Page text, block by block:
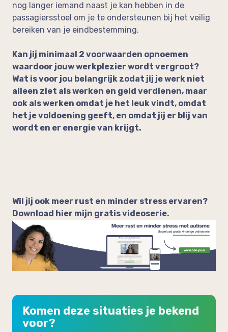
nog langer iemand naast je kan hebben in de
passagiersstoel om je te ondersteunen bij het veilig
bereiken van je eindbestemming.
Kan jij minimaal 2 voorwaarden opnoemen
waardoor jouw werkplezier wordt vergroot?
Wat is voor jou belangrijk zodat jij je werk niet
alleen ziet als werken en geld verdienen, maar
ook als werken omdat je het leuk vindt, omdat
het je voldoening geeft, en omdat jij er blij van
wordt en er energie van krijgt.
Wil jij ook meer rust en minder stress ervaren?
Download hier mijn gratis videoserie.
Komen deze situaties je bekend
voor?